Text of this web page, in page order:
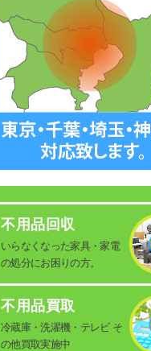
不用品回収
いらなくなった家具・家電
の処分にお困りの方。
不用品買取
冷蔵庫・洗濯機・テレビ そ
の他買取実施中